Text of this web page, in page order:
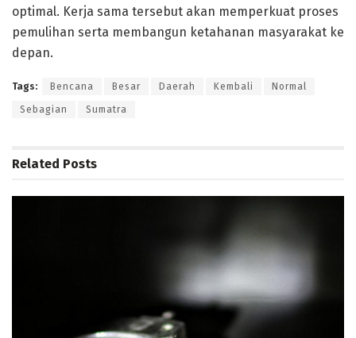
optimal. Kerja sama tersebut akan memperkuat proses
pemulihan serta membangun ketahanan masyarakat ke
depan.
Tags: Bencana Besar Daerah Kembali Normal
Sebagian Sumatra
Related Posts